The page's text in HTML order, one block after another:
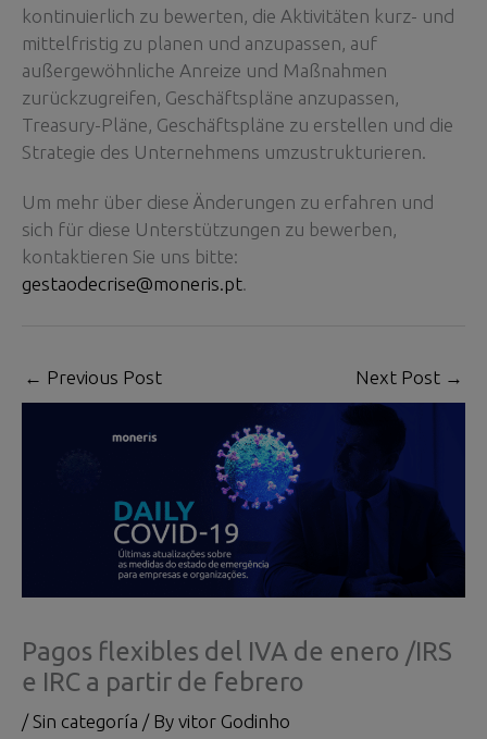
kontinuierlich zu bewerten, die Aktivitäten kurz- und
mittelfristig zu planen und anzupassen, auf
außergewöhnliche Anreize und Maßnahmen
zurückzugreifen, Geschäftspläne anzupassen,
Treasury-Pläne, Geschäftspläne zu erstellen und die
Strategie des Unternehmens umzustrukturieren.
Um mehr über diese Änderungen zu erfahren und
sich für diese Unterstützungen zu bewerben,
kontaktieren Sie uns bitte:
gestaodecrise@moneris.pt
← Previous Post Next Post →
Pagos flexibles del IVA de enero /IRS
e IRC a partir de febrero
/ Sin categoría / By vitor Godinho